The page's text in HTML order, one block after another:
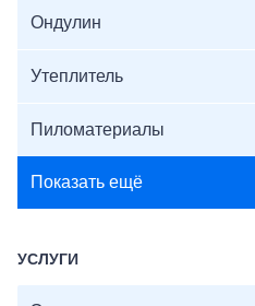
Ондулин
Утеплитель
Пиломатериалы
Показать ещё
УСЛУГИ